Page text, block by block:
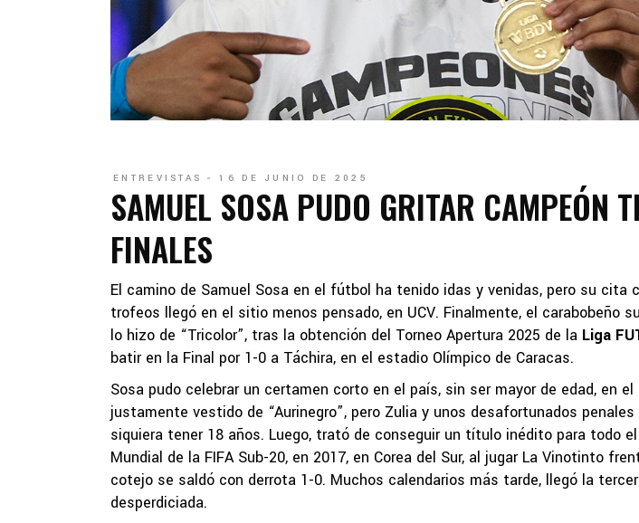
ENTREVISTAS 16 DE JUNIO DE 2025
SAMUEL SOSA PUDO GRITAR CAMPEÓN
FINALES
El camino de Samuel Sosa en el fútbol ha tenido idas y venidas, pero su cita
trofeos llegó en el sitio menos pensado, en UCV. Finalmente, el carabobeño
lo hizo de “Tricolor”, tras la obtención del Torneo Apertura 2025 de la Liga
batir en la Final por 1-0 a Táchira, en el estadio Olímpico de Caracas.
Sosa pudo celebrar un certamen corto en el país, sin ser mayor de edad, en el
justamente vestido de “Aurinegro”, pero Zulia y unos desafortunados
siquiera tener 18 años. Luego, trató de conseguir un título inédito para todo
Mundial de la FIFA Sub-20, en 2017, en Corea del Sur, al jugar La Vinotinto
cotejo se saldó con derrota 1-0. Muchos calendarios más tarde, llegó la
desperdiciada.